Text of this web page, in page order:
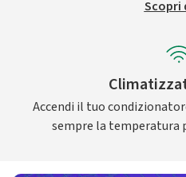
Scopri
Accendi il tuo
sempre la